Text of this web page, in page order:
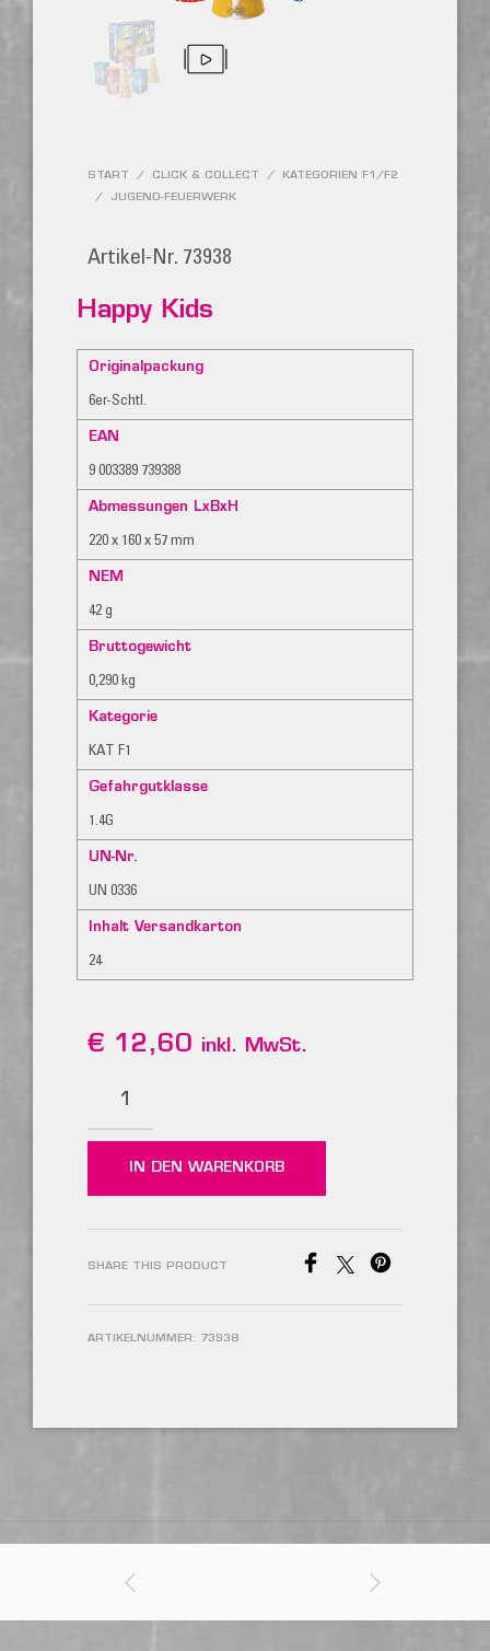
START / CLICK & COLLECT /
KATEGORIEN F1/F2
/
JUGEND-FEUERWERK
Artikel-Nr. 73938
Happy Kids
Originalpackung
6er-Schtl.
EAN
9 003389 739388
Abmessungen LxBxH
220 x 160 x 57 mm
NEM
42 g
Bruttogewicht
0,290 kg
Kategorie
KAT F1
Gefahrgutklasse
1.4G
UN-Nr.
UN 0336
Inhalt Versandkarton
24
€ 12,60 inkl. MwSt.
IN DEN WARENKORB
SHARE THIS PRODUCT
ARTIKELNUMMER: 73938